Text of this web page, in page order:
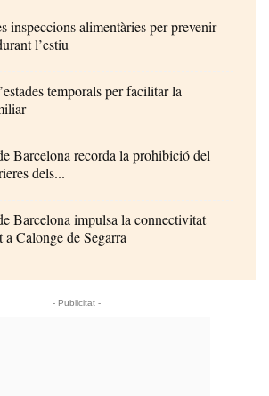
inspeccions alimentàries per prevenir
l’estiu
temporals per facilitar la
Barcelona recorda la prohibició del
dels...
Barcelona impulsa la connectivitat
a Calonge de Segarra
- Publicitat -